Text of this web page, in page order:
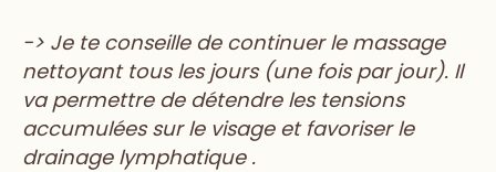
-> Je te conseille de continuer le massage
nettoyant tous les jours (une fois par jour). Il
va permettre de détendre les tensions
accumulées sur le visage et favoriser le
drainage lymphatique .